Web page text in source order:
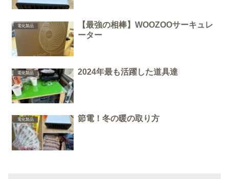
電化製品
【最強の相棒】WOOZOOサーキュレ
ーター
電化製品 2024年最も活躍した道具達
電化製品 節電！冬の暖の取り方